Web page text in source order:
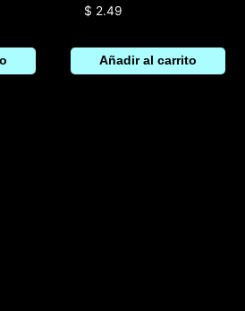
$ 2.49
Añadir al carrito